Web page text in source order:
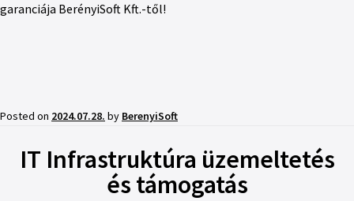
garanciája BerényiSoft Kft.-től!
Posted on 2024.07.28. by BerenyiSoft
IT Infrastruktúra üzemeltetés
és támogatás